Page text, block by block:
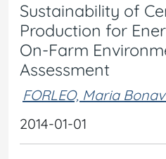
Sustainability of
Production for
On-Farm
Assessment
FORLEO, Maria
2014-01-01